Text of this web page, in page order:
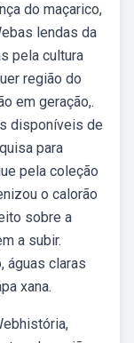
do maçarico,
lendas da
pela cultura
região do
em geração,.
disponíveis de
para
pela coleção
o calorão
sobre a
a subir.
águas claras
xana.